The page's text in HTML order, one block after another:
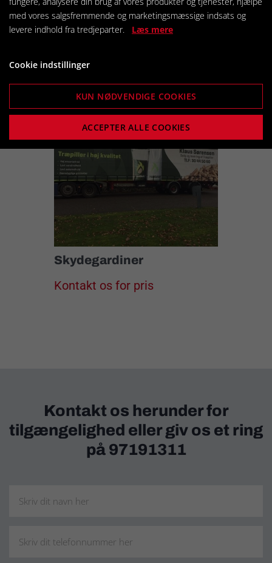
Fragtpresenning
Skydegardiner
Kontakt os for pris
Kontakt os herunder for
tilgængelighed eller giv os et ring
på 97191311
med vores salgsfremmende og marketingsmæssige indsats og
levere indhold fra tredjeparter. Læs mere
Cookie indstillinger
KUN NØDVENDIGE COOKIES
ACCEPTER ALLE COOKIES